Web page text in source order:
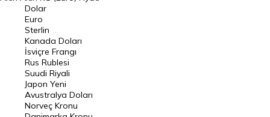
Euro Kuru
Pound Kuru
Frank Kuru
Riyal Kuru
Avustralya Doları
Danimarka Kronu Kuru
Dolar
Euro
Sterlin
Kanada Doları
İsviçre Frangı
Rus Rublesi
Suudi Riyali
Japon Yeni
Avustralya Doları
Norveç Kronu